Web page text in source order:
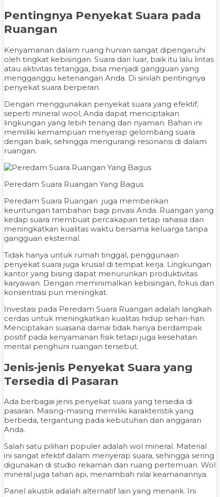
Pentingnya Penyekat Suara pada
Ruangan
Kenyamanan dalam ruang hunian sangat dipengaruhi
oleh tingkat kebisingan. Suara dari luar, baik itu lalu lintas
atau aktivitas tetangga, bisa menjadi gangguan yang
mengganggu ketenangan Anda. Di sinilah pentingnya
penyekat suara berperan.
Dengan menggunakan penyekat suara yang efektif,
seperti mineral wool, Anda dapat menciptakan
lingkungan yang lebih tenang dan nyaman. Bahan ini
memiliki kemampuan menyerap gelombang suara
dengan baik, sehingga mengurangi resonansi di dalam
ruangan.
Peredam Suara Ruangan Yang Bagus
Peredam Suara Ruangan juga memberikan
keuntungan tambahan bagi privasi Anda. Ruangan yang
kedap suara membuat percakapan tetap rahasia dan
meningkatkan kualitas waktu bersama keluarga tanpa
gangguan eksternal.
Tidak hanya untuk rumah tinggal, penggunaan
penyekat suara juga krusial di tempat kerja. Lingkungan
kantor yang bising dapat menurunkan produktivitas
karyawan. Dengan meminimalkan kebisingan, fokus dan
konsentrasi pun meningkat.
Investasi pada Peredam Suara Ruangan adalah langkah
cerdas untuk meningkatkan kualitas hidup sehari-hari.
Menciptakan suasana damai tidak hanya berdampak
positif pada kenyamanan fisik tetapi juga kesehatan
mental penghuni ruangan tersebut.
Jenis-jenis Penyekat Suara yang
Tersedia di Pasaran
Ada berbagai jenis penyekat suara yang tersedia di
pasaran. Masing-masing memiliki karakteristik yang
berbeda, tergantung pada kebutuhan dan anggaran
Anda.
Salah satu pilihan populer adalah wol mineral. Material
ini sangat efektif dalam menyerap suara, sehingga sering
digunakan di studio rekaman dan ruang pertemuan. Wol
mineral juga tahan api, menambah nilai keamanannya.
Panel akustik adalah alternatif lain yang menarik. Ini